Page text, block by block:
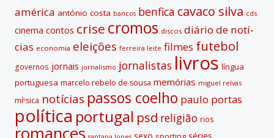
américa antónio costa bancos benfica cavaco silva cds
cinema contos crise cromos discos diário de notí­
cias economia eleições ferreira leite filmes futebol
governos jornais jornalismo jornalistas livros lí­ngua
portuguesa marcelo rebelo de sousa memórias miguel relvas
míºsica notí­cias passos coelho paulo portas
polí­tica portugal psd religião rios
romances